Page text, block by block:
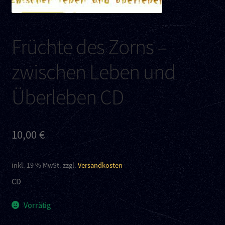
Kontakt
Links
Früchte des Zorns –
zwischen Leben und
Überleben CD
10,00€
inkl. 19 % MwSt. zzgl. Versandkosten
CD
Vorrätig